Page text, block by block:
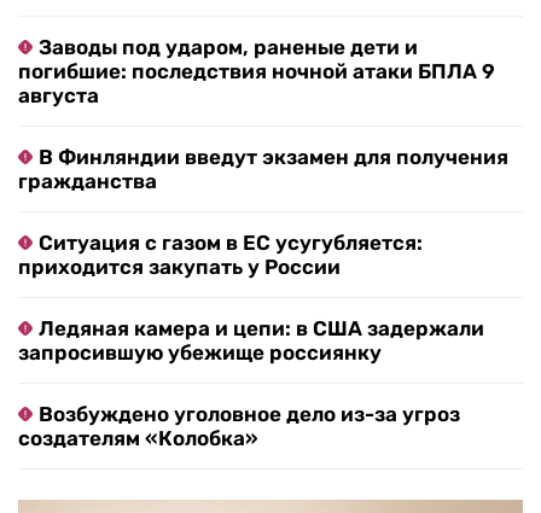
Заводы под ударом, раненые дети и
погибшие: последствия ночной атаки БПЛА 9
августа
В Финляндии введут экзамен для получения
гражданства
Ситуация с газом в ЕС усугубляется:
приходится закупать у России
Ледяная камера и цепи: в США задержали
запросившую убежище россиянку
Возбуждено уголовное дело из-за угроз
создателям «Колобка»